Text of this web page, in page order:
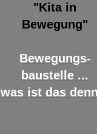
"Kita in
Bewegung"
Bewegungs-
baustelle ...
was ist das